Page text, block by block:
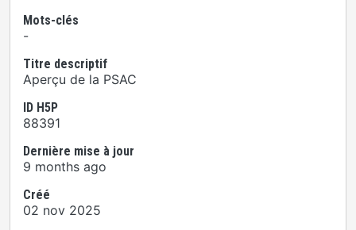
Mots-clés
-
Titre descriptif
Aperçu de la PSAC
ID H5P
88391
Dernière mise à jour
9 months ago
Créé
02 nov 2025